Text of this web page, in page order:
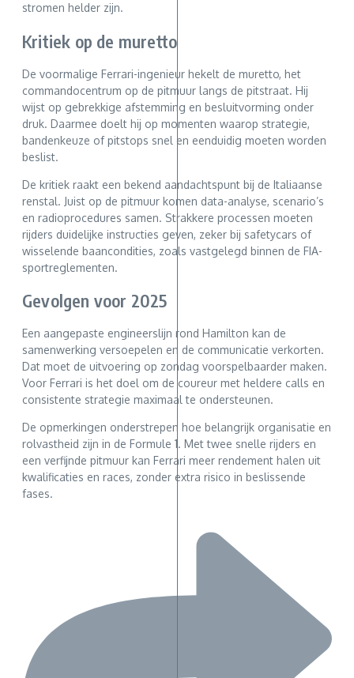
stromen helder zijn.
Kritiek op de muretto
De voormalige Ferrari-ingenieur hekelt de muretto, het
commandocentrum op de pitmuur langs de pitstraat. Hij
wijst op gebrekkige afstemming en besluitvorming onder
druk. Daarmee doelt hij op momenten waarop strategie,
bandenkeuze of pitstops snel en eenduidig moeten worden
beslist.
De kritiek raakt een bekend aandachtspunt bij de Italiaanse
renstal. Juist op de pitmuur komen data-analyse, scenario’s
en radioprocedures samen. Strakkere processen moeten
rijders duidelijke instructies geven, zeker bij safetycars of
wisselende baancondities, zoals vastgelegd binnen de FIA-
sportreglementen.
Gevolgen voor 2025
Een aangepaste engineerslijn rond Hamilton kan de
samenwerking versoepelen en de communicatie verkorten.
Dat moet de uitvoering op zondag voorspelbaarder maken.
Voor Ferrari is het doel om de coureur met heldere calls en
consistente strategie maximaal te ondersteunen.
De opmerkingen onderstrepen hoe belangrijk organisatie en
rolvastheid zijn in de Formule 1. Met twee snelle rijders en
een verfijnde pitmuur kan Ferrari meer rendement halen uit
kwalificaties en races, zonder extra risico in beslissende
fases.